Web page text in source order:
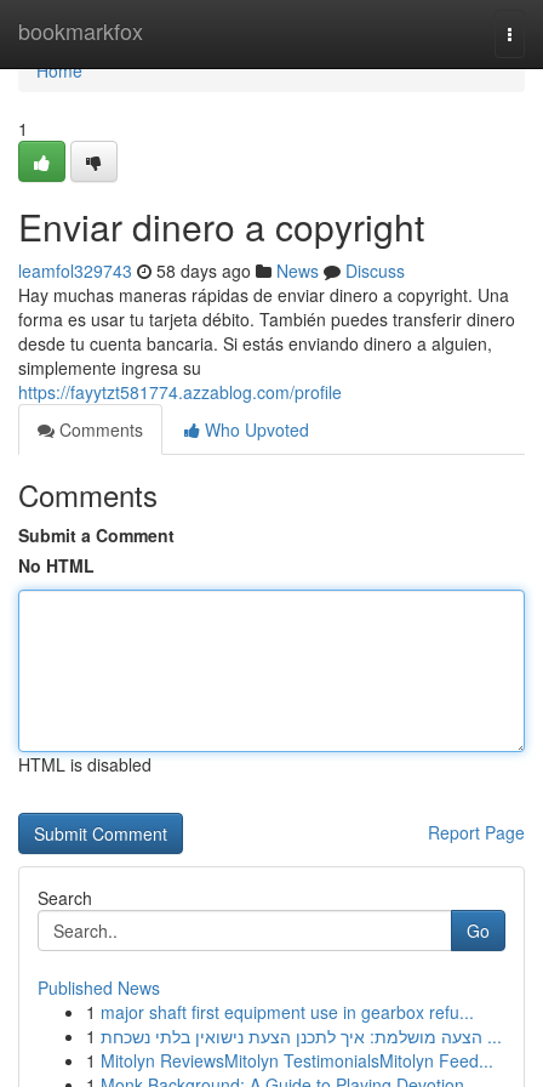
bookmarkfox
Home
Home
1
Enviar dinero a copyright
leamfol329743 58 days ago News
Discuss
Hay muchas maneras rápidas de enviar dinero a copyright. Una
forma es usar tu tarjeta débito. También puedes transferir dinero
desde tu cuenta bancaria. Si estás enviando dinero a alguien,
simplemente ingresa su
https://fayytzt581774.azzablog.com/profile
Comments
Who Upvoted
Comments
Submit a Comment
No HTML
HTML is disabled
Report Page
Search
Go
Published News
1 major shaft first equipment use in gearbox refu...
1
הצעה מושלמת: איך לתכנן הצעת נישואין בלתי נשכחת ...
1 Mitolyn ReviewsMitolyn TestimonialsMitolyn Feed...